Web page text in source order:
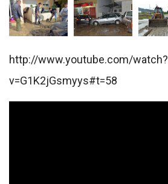
http://www.youtube.com/watch?
v=G1K2jGsmyys#t=58